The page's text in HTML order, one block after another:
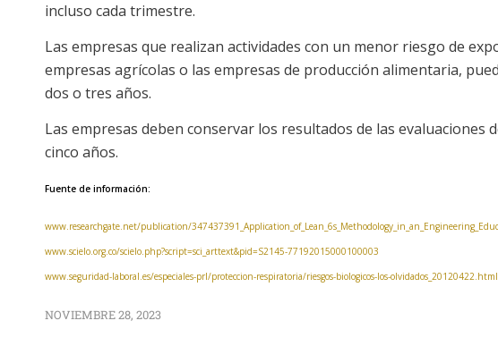
incluso cada trimestre.
Las empresas que realizan actividades con un menor riesgo de
empresas agrícolas o las empresas de producción alimentaria,
dos o tres años.
Las empresas deben conservar los resultados de las evaluaciones
cinco años.
Fuente de información:
www.researchgate.net/publication/
www.scielo.org.co/scielo.php?script=sci_arttext&pid=S2145-77192015000100003
www.seguridad-laboral.es/especiales-prl/proteccion-respiratoria/riesgos-biologicos-los-olvidados_20120422.html
NOVIEMBRE 28, 2023